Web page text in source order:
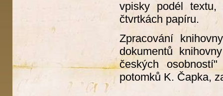
vpisky podél
čtvrtkách papíru.
Zpracování
dokumentů
českých
potomků K. Čapka,